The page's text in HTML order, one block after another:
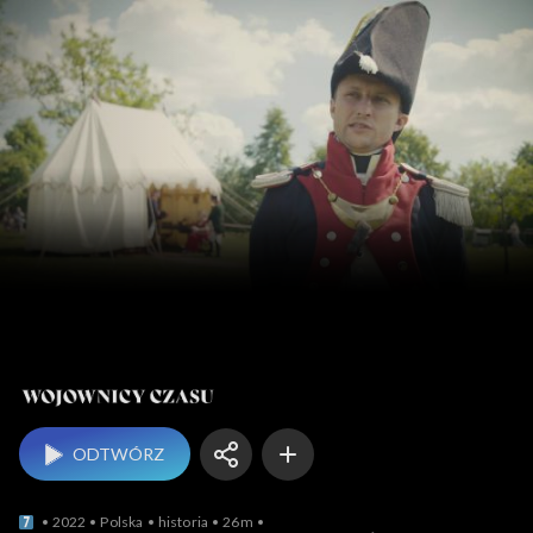
Wojownicy czasu
ODTWÓRZ
2022 Polska historia
26m